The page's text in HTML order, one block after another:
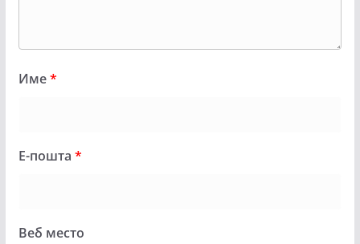
Име*
Е-пошта *
Веб место